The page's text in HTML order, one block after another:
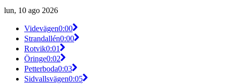
lun, 10 ago 2026
Videvägen0:00
Strandallén0:00
Rotvik0:01
Öringe0:02
Petterboda0:03
Sidvallsvägen0:05